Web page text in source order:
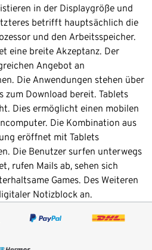
in der Displaygröße und
betrifft hauptsächlich die
und den Arbeitsspeicher.
eine breite Akzeptanz. Der
Angebot an
Die Anwendungen stehen über
zum Download bereit. Tablets
Dies ermöglicht einen mobilen
Die Kombination aus
eröffnet mit Tablets
Die Benutzer surfen unterwegs
rufen Mails ab, sehen sich
Games. Des Weiteren
Notizblock an.